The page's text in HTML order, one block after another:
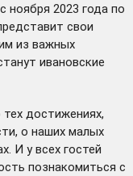
ноября 2023 года по
свои
из важных
ивановские
достижениях,
о наших малых
И у всех гостей
познакомиться с